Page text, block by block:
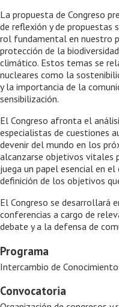
La propuesta de Congreso
de reflexión y de propuestas
rol fundamental en nuestro
protección de la
climático. Estos temas se
nucleares como la
y la importancia de la
sensibilización.
El Congreso afronta el
especialistas de cuestiones
devenir del mundo en los
alcanzarse objetivos vitales
juega un papel esencial en
definición de los objetivos
El Congreso se desarrollará
conferencias a cargo de
debate y a la defensa de
Programa
Intercambio de
Convocatoria